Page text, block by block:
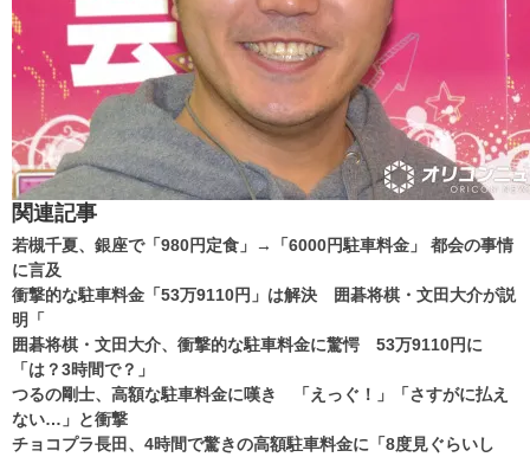
関連記事
若槻千夏、銀座で「980円定食」→「6000円駐車料金」 都会の事情
に言及
衝撃的な駐車料金「53万9110円」は解決 囲碁将棋・文田大介が説
明「
囲碁将棋・文田大介、衝撃的な駐車料金に驚愕 53万9110円に
「は？3時間で？」
つるの剛士、高額な駐車料金に嘆き 「えっぐ！」「さすがに払え
ない…」と衝撃
チョコプラ長田、4時間で驚きの高額駐車料金に「8度見ぐらいし